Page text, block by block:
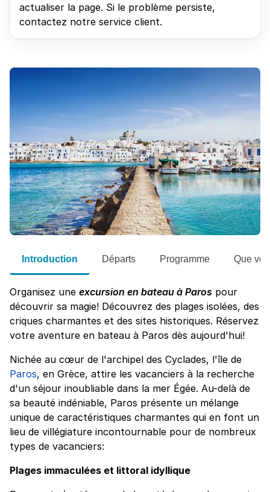
Introduction Départs Programme Que voir
Organisez une excursion en bateau à Paros pour
découvrir sa magie! Découvrez des plages isolées, des
criques charmantes et des sites historiques. Réservez
votre aventure en bateau à Paros dès aujourd'hui!
Nichée au cœur de l'archipel des Cyclades, l'île de
Paros, en Grèce, attire les vacanciers à la recherche
d'un séjour inoubliable dans la mer Égée. Au-delà de
sa beauté indéniable, Paros présente un mélange
unique de caractéristiques charmantes qui en font un
lieu de villégiature incontournable pour de nombreux
types de vacanciers:
Plages immaculées et littoral idyllique
actualiser la page. Si le problème persiste,
contactez notre service client.